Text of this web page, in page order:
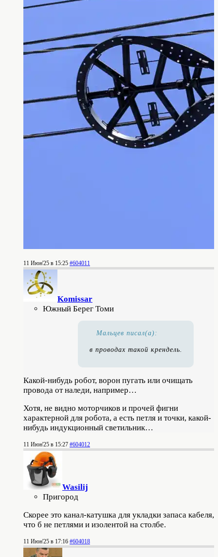
11 Июн'25 в 15:25 #604011
Komissar
Южный Берег Томи
Мальцев писал(а):
в проводах такой крендель.
Какой-нибудь робот, ворон пугать или очищать
провода от наледи, например…
Хотя, не видно моторчиков и прочей фигни
характерной для робота, а есть петля и точки, какой-
нибудь индукционный светильник…
11 Июн'25 в 15:27 #604012
Wasilij
Пригород
Скорее это канал-катушка для укладки запаса кабеля,
что б не петлями и изолентой на столбе.
11 Июн'25 в 17:16 #604018